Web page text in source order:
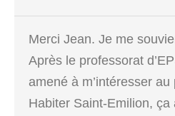
Merci Jean. Je me
Après le professorat
amené à m’intéresser
Habiter Saint-Emilion, ça